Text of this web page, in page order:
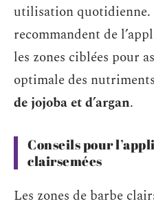
utilisation quotidienne.
recommandent de
les zones ciblées pour
optimale des
de jojoba et d’argan.
Conseils pour
clairsemées
Les zones de barbe